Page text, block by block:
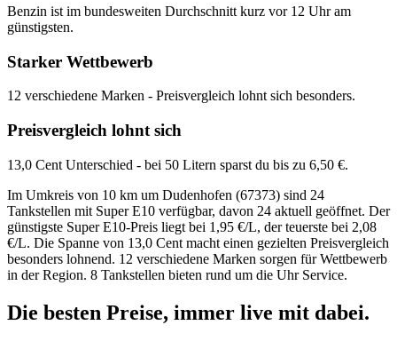
Benzin ist im bundesweiten Durchschnitt kurz vor 12 Uhr am
günstigsten.
Starker Wettbewerb
12 verschiedene Marken - Preisvergleich lohnt sich besonders.
Preisvergleich lohnt sich
13,0 Cent Unterschied - bei 50 Litern sparst du bis zu 6,50 €.
Im Umkreis von 10 km um Dudenhofen (67373) sind 24
Tankstellen mit Super E10 verfügbar, davon 24 aktuell geöffnet. Der
günstigste Super E10-Preis liegt bei 1,95 €/L, der teuerste bei 2,08
€/L. Die Spanne von 13,0 Cent macht einen gezielten Preisvergleich
besonders lohnend. 12 verschiedene Marken sorgen für Wettbewerb
in der Region. 8 Tankstellen bieten rund um die Uhr Service.
Die besten Preise, immer live mit dabei.